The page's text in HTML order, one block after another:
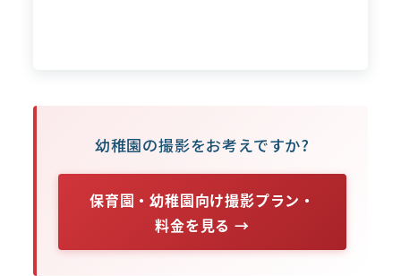
幼稚園の撮影をお考えですか?
保育園・幼稚園向け撮影プラン・
料金を見る →